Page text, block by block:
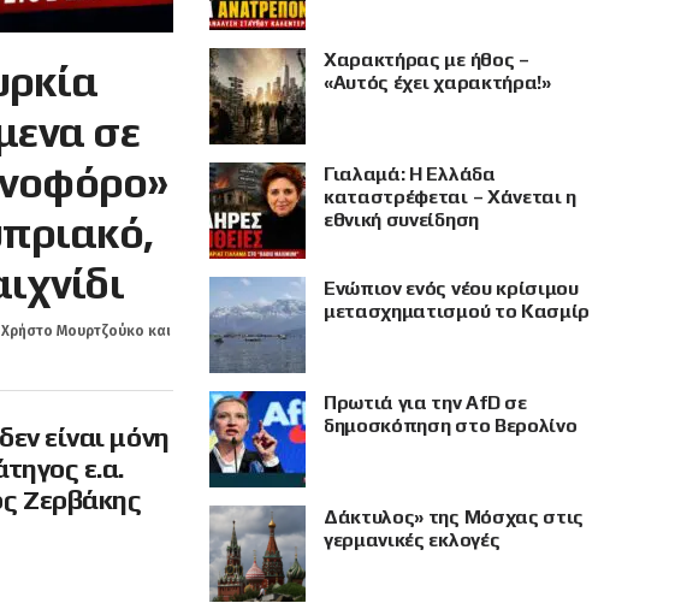
σε
Μουρτζούκο και
είναι μόνη
ε.α.
Ζερβάκης
Χαρακτήρας με ήθος –
«Αυτός έχει χαρακτήρα!»
Γιαλαμά: Η Ελλάδα
καταστρέφεται – Χάνεται η
εθνική συνείδηση
Eνώπιον ενός νέου κρίσιμου
μετασχηματισμού το Κασμίρ
Πρωτιά για την AfD σε
δημοσκόπηση στο Βερολίνο
Δάκτυλος» της Μόσχας στις
γερμανικές εκλογές